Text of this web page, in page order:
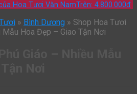
Trên: 4.800.000đ
» Bình Dương » Shop Hoa Tươi
Mẫu Hoa Đẹp – Giao Tận Nơi